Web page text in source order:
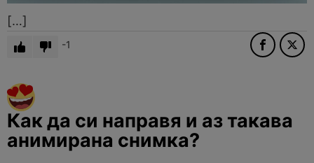
[…]
-1
Как да си направя и аз такава
анимирана снимка?